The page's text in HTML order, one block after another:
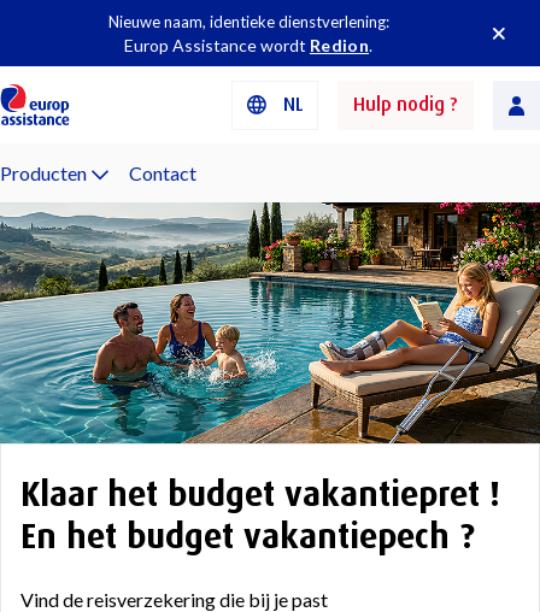
Nieuwe naam, identieke dienstverlening:
Europ Assistance wordt Redion.
NL Hulp nodig ?
Producten Contact
Klaar het budget vakantiepret !​
En het budget vakantiepech ?
Vind de reisverzekering die bij je past